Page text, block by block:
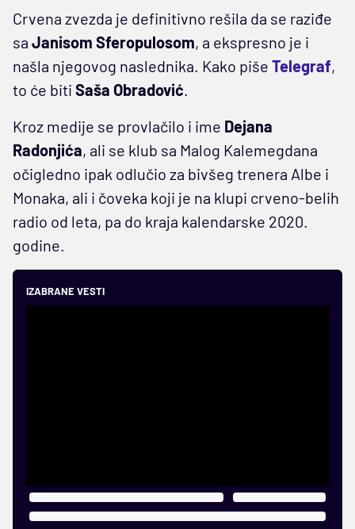
Crvena zvezda je definitivno rešila da se raziđe
sa Janisom Sferopulosom, a ekspresno je i
našla njegovog naslednika. Kako piše Telegraf,
to će biti Saša Obradović.
Kroz medije se provlačilo i ime Dejana
Radonjića, ali se klub sa Malog Kalemegdana
očigledno ipak odlučio za bivšeg trenera Albe i
Monaka, ali i čoveka koji je na klupi crveno-belih
radio od leta, pa do kraja kalendarske 2020.
godine.
IZABRANE VESTI